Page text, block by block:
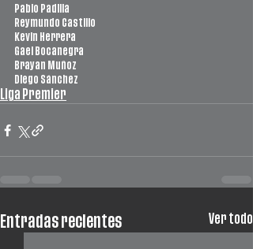
Pablo Padilla
Reymundo Castillo
Kevin Herrera
Gael Bocanegra
Brayan Muñoz
Diego Sánchez
Liga Premier
Entradas recientes Ver todo